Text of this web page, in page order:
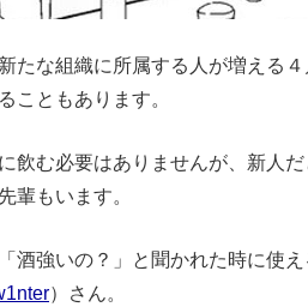
たな組織に所属する人が増える
こともあります。
飲む必要はありませんが、新人
輩もいます。
酒強いの？」と聞かれた時に使
）さん。